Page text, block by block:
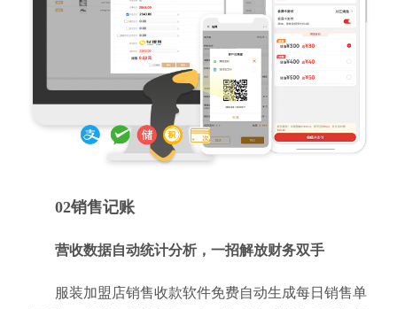
02销售记账
营收数据自动统计分析，一招解放财务双手
服装加盟店销售收款软件免费自动生成每日销售单